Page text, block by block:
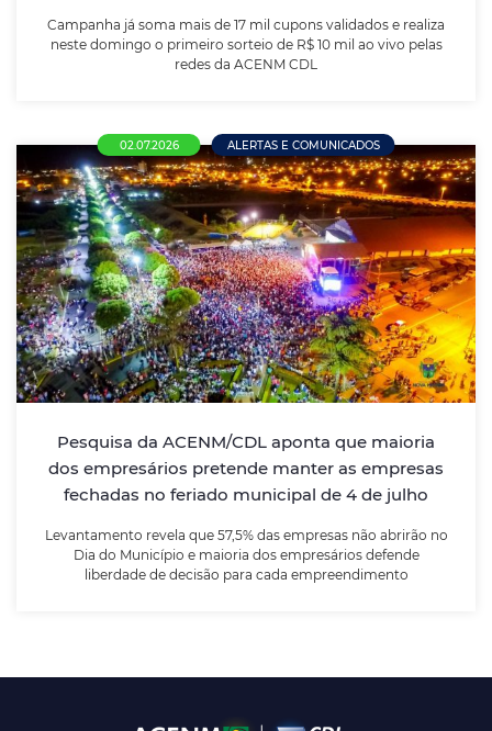
Campanha já soma mais de 17 mil cupons validados e realiza
neste domingo o primeiro sorteio de R$ 10 mil ao vivo pelas
redes da ACENM CDL
02.07.2026 ALERTAS E COMUNICADOS
Pesquisa da ACENM/CDL aponta que maioria
dos empresários pretende manter as empresas
fechadas no feriado municipal de 4 de julho
Levantamento revela que 57,5% das empresas não abrirão no
Dia do Município e maioria dos empresários defende
liberdade de decisão para cada empreendimento
Pesquisa da ACENM/CDL aponta que
maioria dos empresários pretende manter
as empresas fechadas no feriado
municipal de 4 de julho
Levantamento revela que 57,5% das empresas não
empreendimento